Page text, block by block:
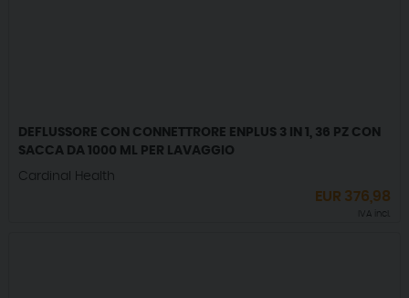
DEFLUSSORE CON CONNETTRORE ENPLUS 3 IN 1, 36 PZ CON
SACCA DA 1000 ML PER LAVAGGIO
Cardinal Health
EUR 376,98
IVA incl.